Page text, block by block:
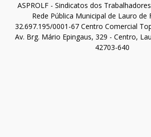
ASPROLF - Sindicatos dos
Rede Pública Municipal de Lauro de
32.697.195/0001-67 Centro Comercial
Av. Brg. Mário Epingaus, 329 - Centro,
42703-640